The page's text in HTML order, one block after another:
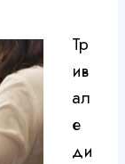
Тр
ив
ал
е
ди